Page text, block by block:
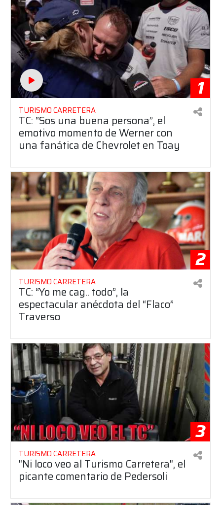
1
TURISMO CARRETERA
TC: “Sos una buena persona”, el
emotivo momento de Werner con
una fanática de Chevrolet en Toay
2
TURISMO CARRETERA
TC: “Yo me cag.. todo”, la
espectacular anécdota del “Flaco”
Traverso
3
TURISMO CARRETERA
"Ni loco veo al Turismo Carretera", el
picante comentario de Pedersoli